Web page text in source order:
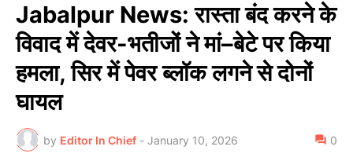
Jabalpur News: रास्ता बंद करने के
विवाद में देवर-भतीजों ने मां–बेटे पर किया
हमला, सिर में पेवर ब्लॉक लगने से दोनों
घायल
by Editor In Chief - January 10, 2026 0